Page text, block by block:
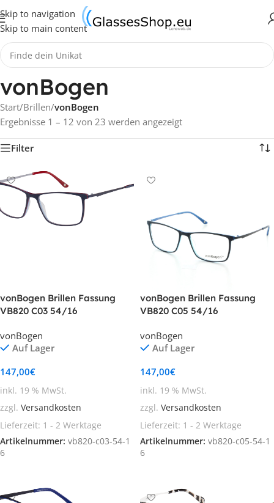
Skip to navigation
Skip to main content
vonBogen
Start/Brillen/vonBogen
Ergebnisse 1 – 12 von 23 werden angezeigt
Filter
vonBogen Brillen Fassung
VB820 C03 54/16
vonBogen
Auf Lager
147,00€
inkl. 19 % MwSt.
zzgl. Versandkosten
Lieferzeit: 1 - 2 Werktage
Artikelnummer: vb820-c03-54-1
6
vonBogen Brillen Fassung
VB820 C05 54/16
vonBogen
Auf Lager
147,00€
inkl. 19 % MwSt.
zzgl. Versandkosten
Lieferzeit: 1 - 2 Werktage
Artikelnummer: vb820-c05-54-1
6